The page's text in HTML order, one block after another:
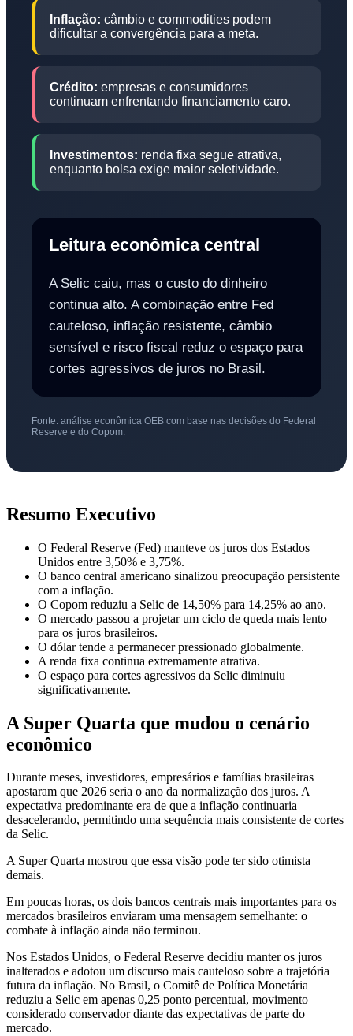
Inflação: câmbio e commodities podem
dificultar a convergência para a meta.
Crédito: empresas e consumidores
continuam enfrentando financiamento caro.
Investimentos: renda fixa segue atrativa,
enquanto bolsa exige maior seletividade.
Leitura econômica central
A Selic caiu, mas o custo do dinheiro
continua alto. A combinação entre Fed
cauteloso, inflação resistente, câmbio
sensível e risco fiscal reduz o espaço para
cortes agressivos de juros no Brasil.
Fonte: análise econômica OEB com base nas decisões do Federal
Reserve e do Copom.
Resumo Executivo
O Federal Reserve (Fed) manteve os juros dos Estados
Unidos entre 3,50% e 3,75%.
O banco central americano sinalizou preocupação persistente
com a inflação.
O Copom reduziu a Selic de 14,50% para 14,25% ao ano.
O mercado passou a projetar um ciclo de queda mais lento
para os juros brasileiros.
O dólar tende a permanecer pressionado globalmente.
A renda fixa continua extremamente atrativa.
O espaço para cortes agressivos da Selic diminuiu
significativamente.
A Super Quarta que mudou o cenário
econômico
Durante meses, investidores, empresários e famílias brasileiras
apostaram que 2026 seria o ano da normalização dos juros. A
expectativa predominante era de que a inflação continuaria
desacelerando, permitindo uma sequência mais consistente de cortes
da Selic.
A Super Quarta mostrou que essa visão pode ter sido otimista
demais.
Em poucas horas, os dois bancos centrais mais importantes para os
mercados brasileiros enviaram uma mensagem semelhante: o
combate à inflação ainda não terminou.
Nos Estados Unidos, o Federal Reserve decidiu manter os juros
inalterados e adotou um discurso mais cauteloso sobre a trajetória
futura da inflação. No Brasil, o Comitê de Política Monetária
reduziu a Selic em apenas 0,25 ponto percentual, movimento
considerado conservador diante das expectativas de parte do
mercado.